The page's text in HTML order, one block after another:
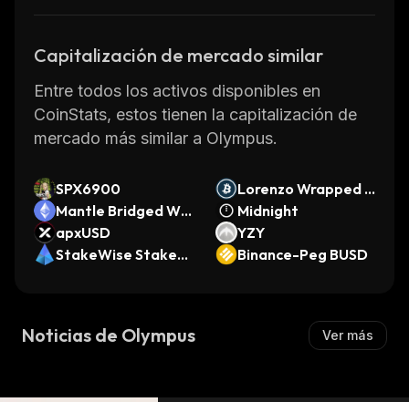
Capitalización de mercado similar
Entre todos los activos disponibles en
CoinStats, estos tienen la capitalización de
mercado más similar a Olympus.
SPX6900
Lorenzo Wrapped B
itcoin
Mantle Bridged WE
TH (Mantle)
Midnight
apxUSD
YZY
StakeWise Staked
Binance-Peg BUSD
Noticias de Olympus Ver más